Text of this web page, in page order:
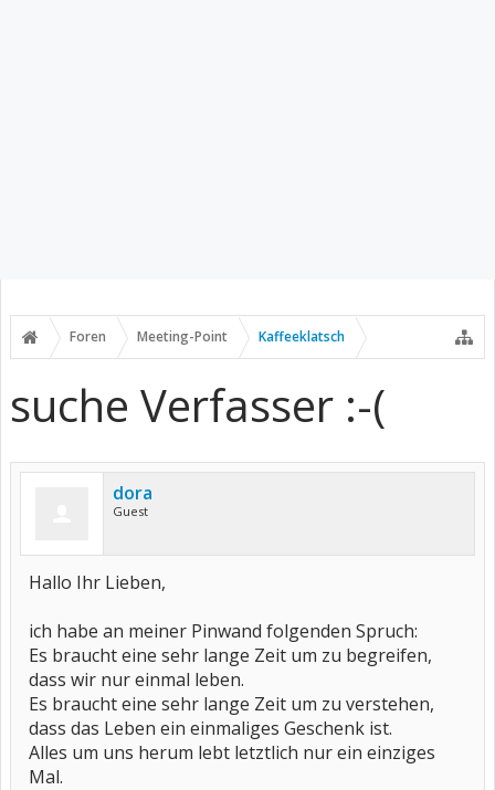
Foren Meeting-Point Kaffeeklatsch
suche Verfasser :-(
dora
Guest
Hallo Ihr Lieben,
ich habe an meiner Pinwand folgenden Spruch:
Es braucht eine sehr lange Zeit um zu begreifen,
dass wir nur einmal leben.
Es braucht eine sehr lange Zeit um zu verstehen,
dass das Leben ein einmaliges Geschenk ist.
Alles um uns herum lebt letztlich nur ein einziges
Mal.